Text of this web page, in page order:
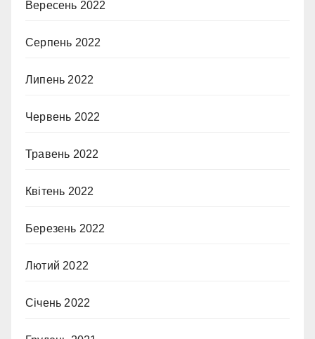
Вересень 2022
Серпень 2022
Липень 2022
Червень 2022
Травень 2022
Квітень 2022
Березень 2022
Лютий 2022
Січень 2022